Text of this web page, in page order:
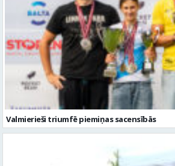
Valmierieši triumfē piemiņas sacensībās